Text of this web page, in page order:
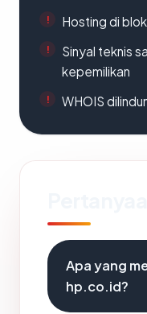
Hosting di
Sinyal teknis
kepemilikan
WHOIS
Apa yang
hp.co.id?